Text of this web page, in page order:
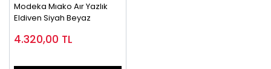
Modeka Mıako Aır Yazlık
Eldiven Siyah Beyaz
4.320,00 TL